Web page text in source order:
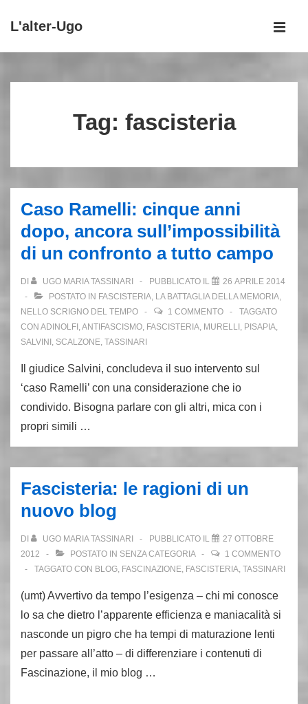
Vai
principale
L'alter-Ugo
principale
Tag: fascisteria
Caso Ramelli: cinque anni
dopo, ancora sull’impossibilità
di un confronto a tutto campo
DI UGO MARIA TASSINARI PUBBLICATO IL
26 APRILE 2014
POSTATO IN FASCISTERIA, LA BATTAGLIA DELLA MEMORIA,
NELLO SCRIGNO DEL TEMPO
1 COMMENTO
TAGGATO
CON ADINOLFI ,ANTIFASCISMO, FASCISTERIA, MURELLI , PISAPIA,
SALVINI , SCALZONE, TASSINARI
Il giudice Salvini, concludeva il suo intervento sul
‘caso Ramelli’ con una considerazione che io
condivido. Bisogna parlare con gli altri, mica con i
propri simili …
Fascisteria: le ragioni di un
nuovo blog
DI UGO MARIA TASSINARI PUBBLICATO IL
27 OTTOBRE
2012
POSTATO IN SENZA CATEGORIA
1 COMMENTO
TAGGATO CON BLOG, FASCINAZIONE, FASCISTERIA, TASSINARI
(umt) Avvertivo da tempo l’esigenza – chi mi conosce
lo sa che dietro l’apparente efficienza e maniacalità si
nasconde un pigro che ha tempi di maturazione lenti
per passare all’atto – di differenziare i contenuti di
Fascinazione, il mio blog …